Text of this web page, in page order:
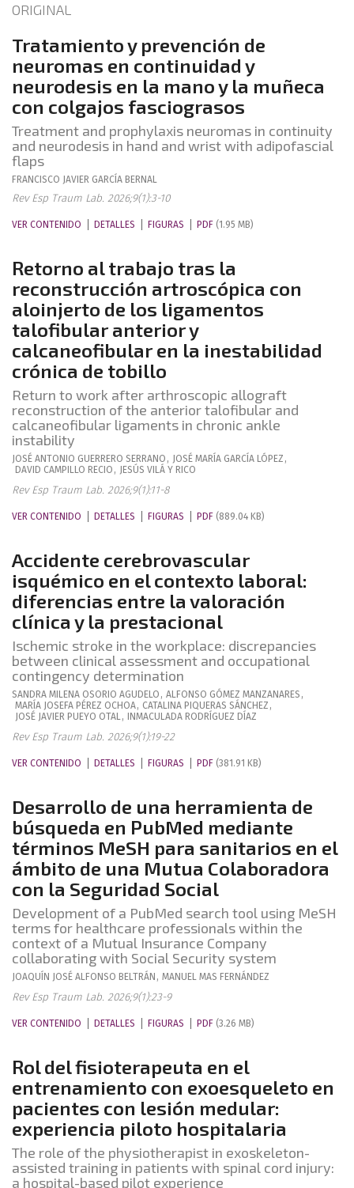
ORIGINAL
Tratamiento y prevención de
neuromas en continuidad y
neurodesis en la mano y la muñeca
con colgajos fasciograsos
Treatment and prophylaxis neuromas in continuity
and neurodesis in hand and wrist with adipofascial
flaps
FRANCISCO JAVIER GARCÍA BERNAL
Rev Esp Traum Lab. 2026;9(1):3-10
VER CONTENIDO DETALLES FIGURAS PDF (1.95 MB)
Retorno al trabajo tras la
reconstrucción artroscópica con
aloinjerto de los ligamentos
talofibular anterior y
calcaneofibular en la inestabilidad
crónica de tobillo
Return to work after arthroscopic allograft
reconstruction of the anterior talofibular and
calcaneofibular ligaments in chronic ankle
instability
JOSÉ ANTONIO GUERRERO SERRANO , JOSÉ MARÍA GARCÍA LÓPEZ ,
DAVID CAMPILLO RECIO , JESÚS VILÁ Y RICO
Rev Esp Traum Lab. 2026;9(1):11-8
VER CONTENIDO DETALLES FIGURAS PDF (889.04 KB)
Accidente cerebrovascular
isquémico en el contexto laboral:
diferencias entre la valoración
clínica y la prestacional
Ischemic stroke in the workplace: discrepancies
between clinical assessment and occupational
contingency determination
SANDRA MILENA OSORIO AGUDELO , ALFONSO GÓMEZ MANZANARES ,
MARÍA JOSEFA PÉREZ OCHOA, CATALINA PIQUERAS SÁNCHEZ ,
JOSÉ JAVIER PUEYO OTAL, INMACULADA RODRÍGUEZ DÍAZ
Rev Esp Traum Lab. 2026;9(1):19-22
VER CONTENIDO DETALLES FIGURAS PDF (381.91 KB)
Desarrollo de una herramienta de
búsqueda en PubMed mediante
términos MeSH para sanitarios en el
ámbito de una Mutua Colaboradora
con la Seguridad Social
Development of a PubMed search tool using MeSH
terms for healthcare professionals within the
context of a Mutual Insurance Company
collaborating with Social Security system
JOAQUÍN JOSÉ ALFONSO BELTRÁN , MANUEL MAS FERNÁNDEZ
Rev Esp Traum Lab. 2026;9(1):23-9
VER CONTENIDO DETALLES FIGURAS PDF (3.26 MB)
Rol del fisioterapeuta en el
entrenamiento con exoesqueleto en
pacientes con lesión medular:
experiencia piloto hospitalaria
The role of the physiotherapist in exoskeleton-
assisted training in patients with spinal cord injury:
a hospital-based pilot experience